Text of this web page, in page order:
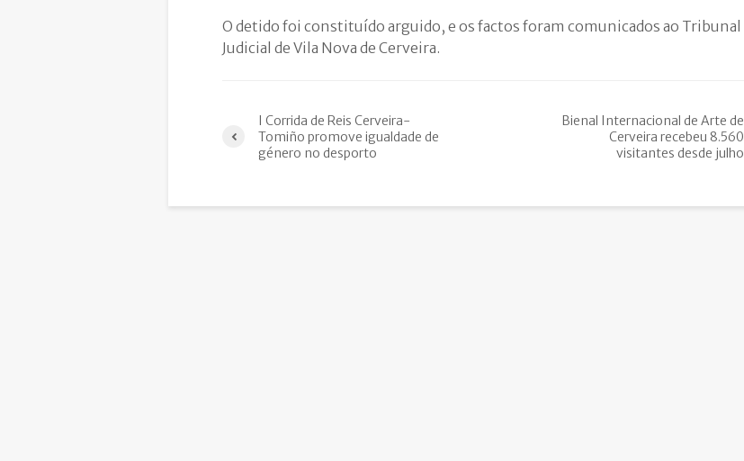
O detido foi constituído arguido, e os factos foram comunicados ao Tribunal
Judicial de Vila Nova de Cerveira.
I Corrida de Reis Cerveira-
Tomiño promove igualdade de
género no desporto
Bienal Internacional de Arte de
Cerveira recebeu 8.560
visitantes desde julho